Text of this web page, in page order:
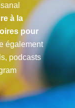
à la
pour
également
podcasts